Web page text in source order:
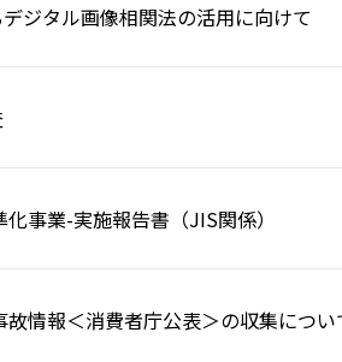
ジタル画像相関法の活用に向けて
事業-実施報告書（JIS関係）
情報＜消費者庁公表＞の収集につい